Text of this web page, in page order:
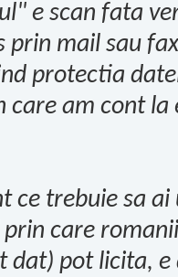
e scan fata
prin mail sau
protectia
care am cont la
ce trebuie sa
care
dat) pot licita,